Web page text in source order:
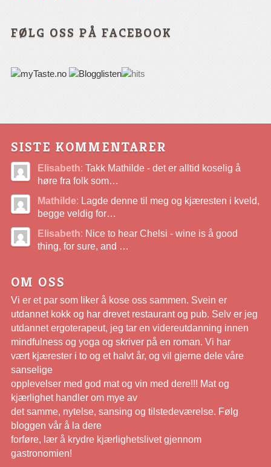
FØLG OSS PÅ FACEBOOK
SISTE KOMMENTARER
Elisabeth: Takk Mathilde - det er alltid koselig å
høre fra folk som…
Mathilde: Lagde denne til meg og kjæresten i kveld,
begge veldig for…
Elisabeth: Nice to hear Chelsi - wine is å good
thing, for sure, and …
OM OSS
Vi er et par som liker å kose oss sammen. Svein er
utdannet kokk og har drevet restaurant og pub. Selv er jeg
utdannet ergoterapeut, jeg tar en videreutdanning innen
mindfulness og yoga og skriver på en roman. Vi har
vært kjærester i to og et halvt år, og vil gjerne dele våre
sanselige
opplevelser med god mat og vin med dere!!! Mat og
kjærlighet handler om mye av
det samme, nytelse, sansing og tilstedeværelse. Følg
bloggen vår å la dere
forføre, lær å krydre kjærlighetslivet gjennom
gastronomien!